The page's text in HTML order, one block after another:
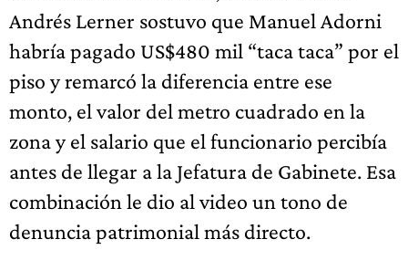
Andrés Lerner sostuvo que Manuel Adorni
habría pagado US$480 mil “taca taca” por el
piso y remarcó la diferencia entre ese
monto, el valor del metro cuadrado en la
zona y el salario que el funcionario percibía
antes de llegar a la Jefatura de Gabinete. Esa
combinación le dio al video un tono de
denuncia patrimonial más directo.